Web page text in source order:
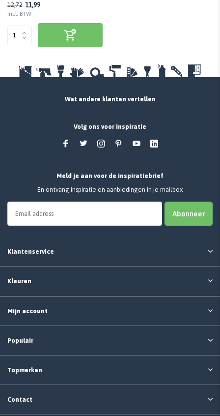
12,72 11,99
Incl. BTW
Wat andere klanten vertellen
Volg ons voor inspiratie
Meld je aan voor de inspiratiebrief
En ontvang inspiratie en aanbiedingen in je mailbox
Abonneer
Klantenservice
Kleuren
Mijn account
Populair
Topmerken
Contact